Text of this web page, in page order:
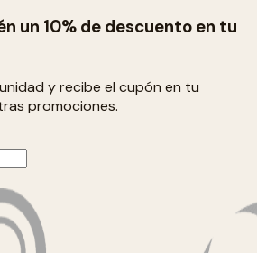
un 10% de descuento en tu
y recibe el cupón en tu
promociones.